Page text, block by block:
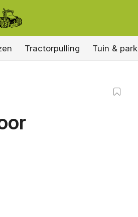
Tractorpulling Tuin & park